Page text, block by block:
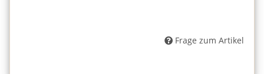
Frage zum Artikel